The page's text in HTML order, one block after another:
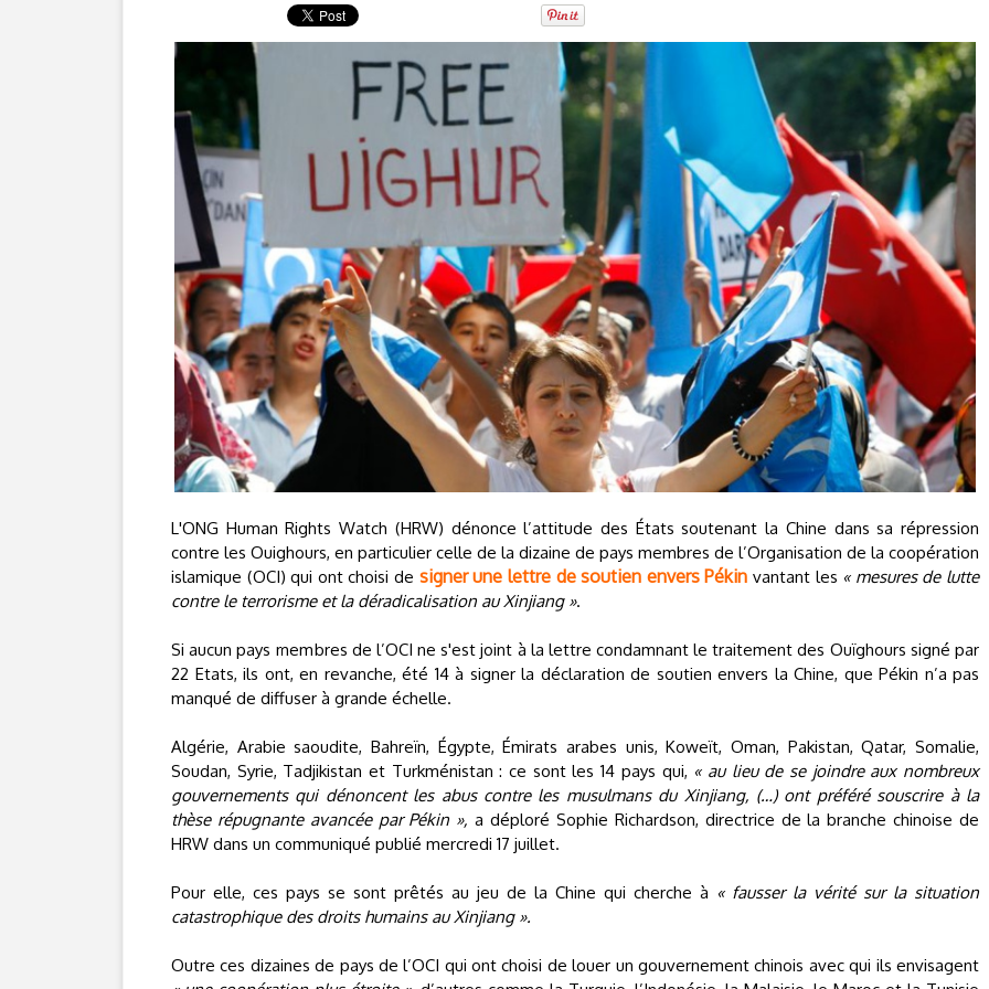
L'ONG Human Rights Watch (HRW) dénonce l’attitude des États soutenant la Chine dans sa répression
contre les Ouighours, en particulier celle de la dizaine de pays membres de l’Organisation de la coopération
islamique (OCI) qui ont choisi de signer une lettre de soutien envers Pékin vantant les « mesures de lutte
contre le terrorisme et la déradicalisation au Xinjiang ».
Si aucun pays membres de l’OCI ne s'est joint à la lettre condamnant le traitement des Ouïghours signé par
22 Etats, ils ont, en revanche, été 14 à signer la déclaration de soutien envers la Chine, que Pékin n’a pas
manqué de diffuser à grande échelle.
Algérie, Arabie saoudite, Bahreïn, Égypte, Émirats arabes unis, Koweït, Oman, Pakistan, Qatar, Somalie,
Soudan, Syrie, Tadjikistan et Turkménistan : ce sont les 14 pays qui, « au lieu de se joindre aux nombreux
gouvernements qui dénoncent les abus contre les musulmans du Xinjiang, (…) ont préféré souscrire à la
thèse répugnante avancée par Pékin », a déploré Sophie Richardson, directrice de la branche chinoise de
HRW dans un communiqué publié mercredi 17 juillet.
Pour elle, ces pays se sont prêtés au jeu de la Chine qui cherche à « fausser la vérité sur la situation
catastrophique des droits humains au Xinjiang ».
Outre ces dizaines de pays de l’OCI qui ont choisi de louer un gouvernement chinois avec qui ils envisagent